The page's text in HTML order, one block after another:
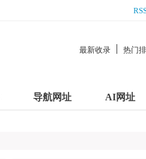
最新收录 热门
导航网址 AI网址